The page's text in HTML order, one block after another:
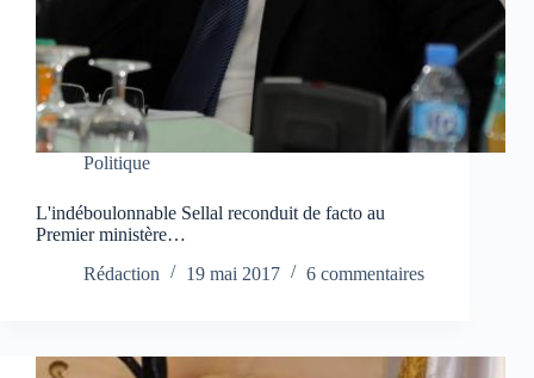
Politique
L'indéboulonnable Sellal reconduit de facto au
Premier ministère…
Rédaction
19 mai 2017 6 commentaires